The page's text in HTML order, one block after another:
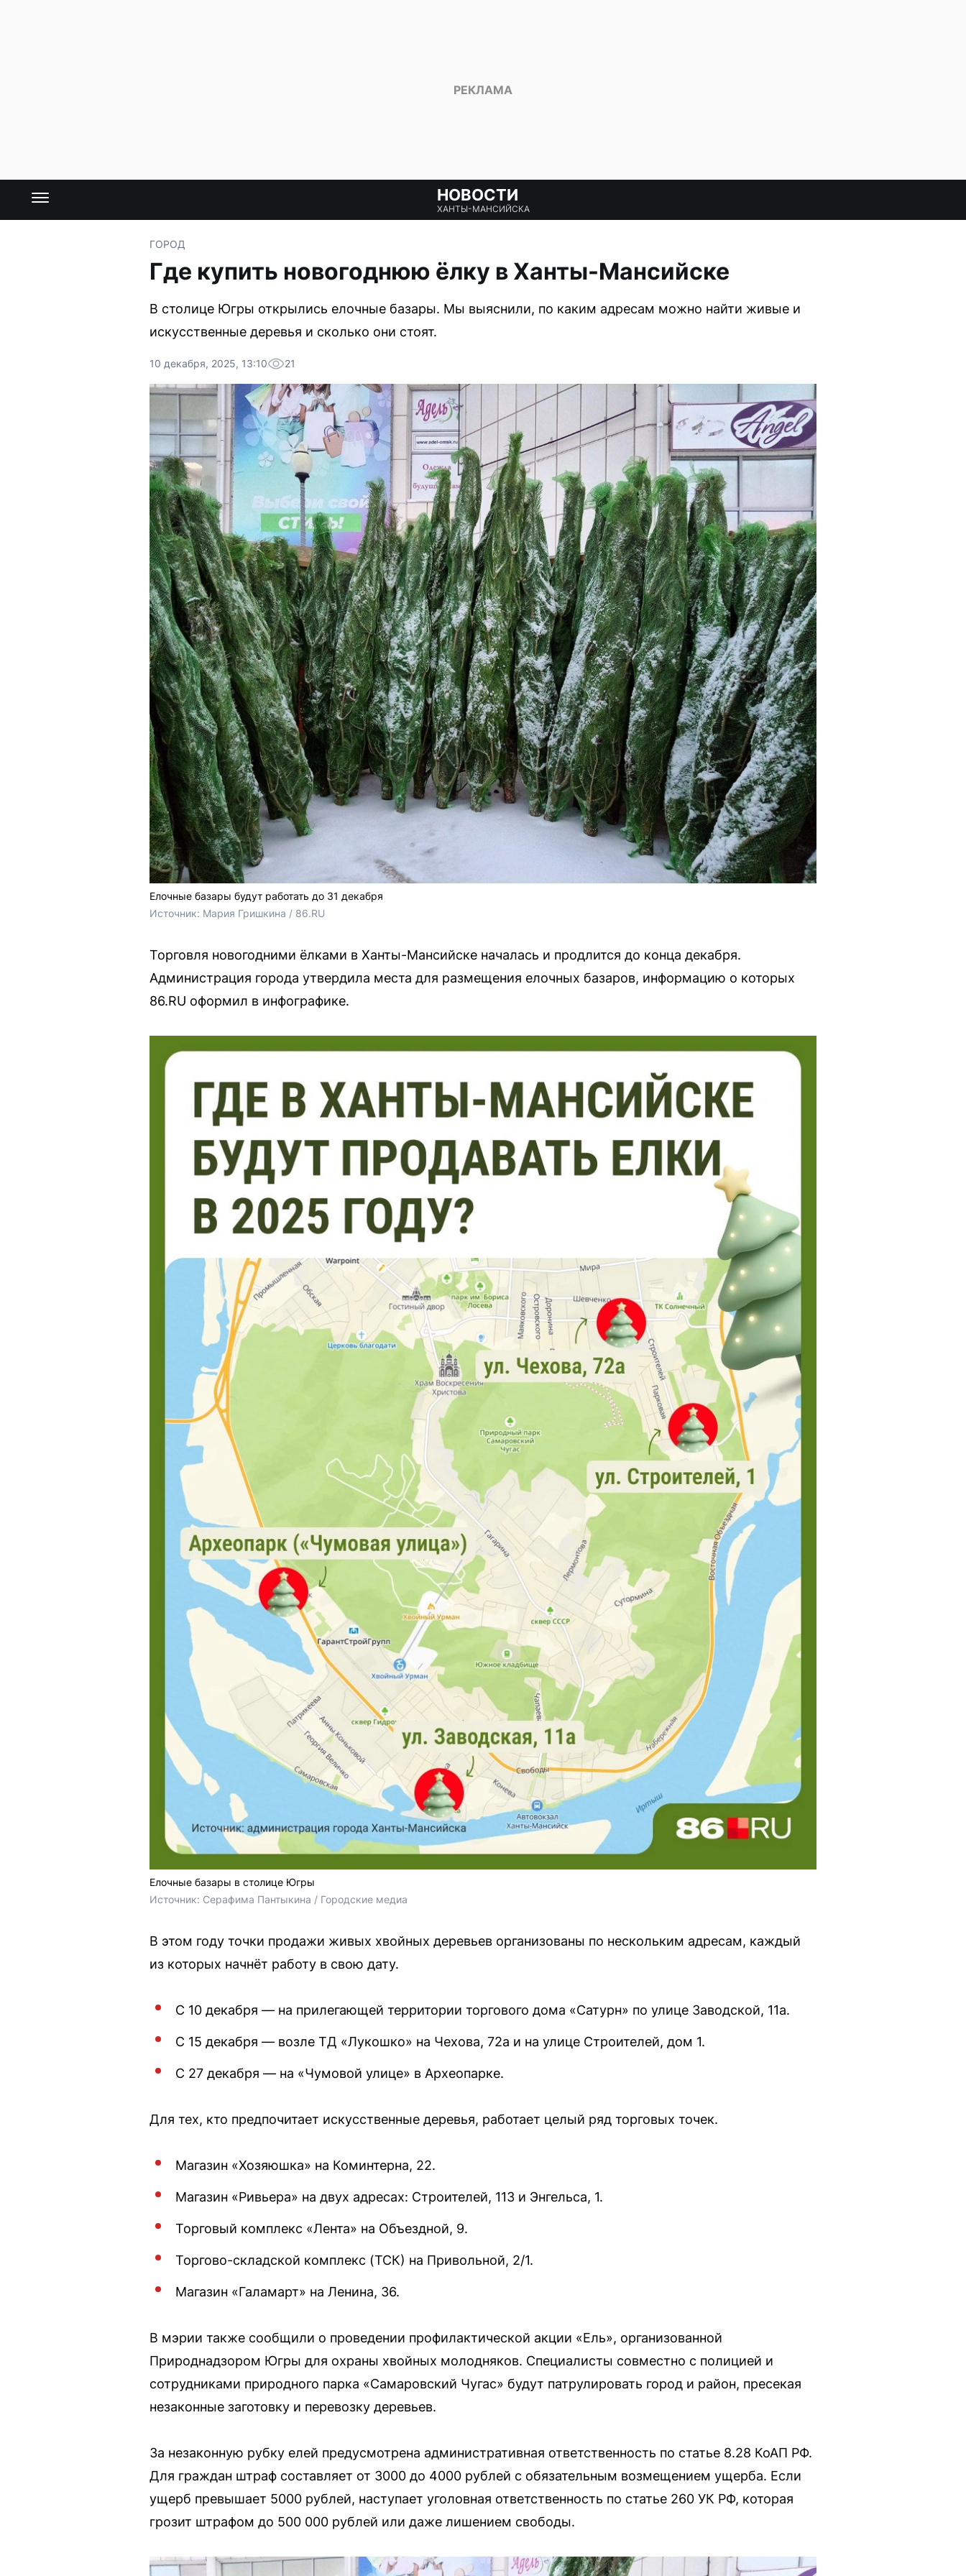
НОВОСТИ
ХАНТЫ-МАНСИЙСКА
ГОРОД
Где купить новогоднюю ёлку в Ханты-Мансийске
В столице Югры открылись елочные базары. Мы выяснили, по каким адресам можно найти живые и
искусственные деревья и сколько они стоят.
10 декабря, 2025, 13:10 21
Елочные базары будут работать до 31 декабря
Источник: Мария Гришкина / 86.RU
Торговля новогодними ёлками в Ханты-Мансийске началась и продлится до конца декабря.
Администрация города утвердила места для размещения елочных базаров, информацию о которых
86.RU оформил в инфографике.
Елочные базары в столице Югры
Источник: Серафима Пантыкина / Городские медиа
В этом году точки продажи живых хвойных деревьев организованы по нескольким адресам, каждый
из которых начнёт работу в свою дату.
С 10 декабря — на прилегающей территории торгового дома «Сатурн» по улице Заводской, 11а.
С 15 декабря — возле ТД «Лукошко» на Чехова, 72а и на улице Строителей, дом 1.
С 27 декабря — на «Чумовой улице» в Археопарке.
Для тех, кто предпочитает искусственные деревья, работает целый ряд торговых точек.
Магазин «Хозяюшка» на Коминтерна, 22.
Магазин «Ривьера» на двух адресах: Строителей, 113 и Энгельса, 1.
Торговый комплекс «Лента» на Объездной, 9.
Торгово-складской комплекс (ТСК) на Привольной, 2/1.
Магазин «Галамарт» на Ленина, 36.
В мэрии также сообщили о проведении профилактической акции «Ель», организованной
Природнадзором Югры для охраны хвойных молодняков. Специалисты совместно с полицией и
сотрудниками природного парка «Самаровский Чугас» будут патрулировать город и район, пресекая
незаконные заготовку и перевозку деревьев.
За незаконную рубку елей предусмотрена административная ответственность по статье 8.28 КоАП РФ.
Для граждан штраф составляет от 3000 до 4000 рублей с обязательным возмещением ущерба. Если
ущерб превышает 5000 рублей, наступает уголовная ответственность по статье 260 УК РФ, которая
грозит штрафом до 500 000 рублей или даже лишением свободы.